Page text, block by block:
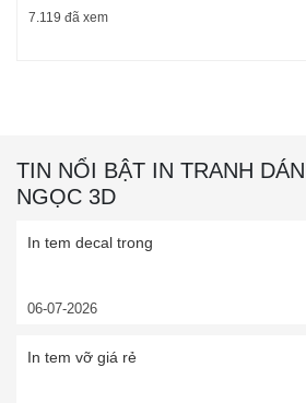
7.119 đã xem
TIN NỔI BẬT IN TRANH
NGỌC 3D
In tem decal trong
06-07-2026
In tem vỡ giá rẻ